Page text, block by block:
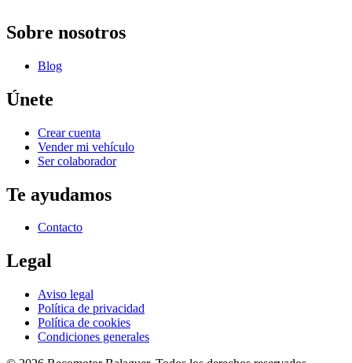
Sobre nosotros
Blog
Únete
Crear cuenta
Vender mi vehículo
Ser colaborador
Te ayudamos
Contacto
Legal
Aviso legal
Política de privacidad
Política de cookies
Condiciones generales